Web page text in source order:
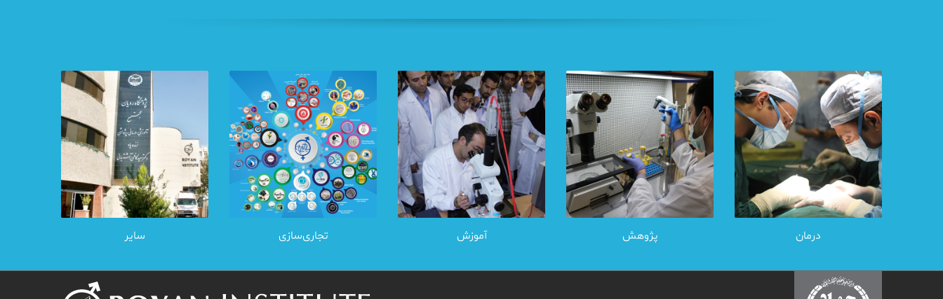
درمان پژوهش آموزش تجاری‌سازی سایر